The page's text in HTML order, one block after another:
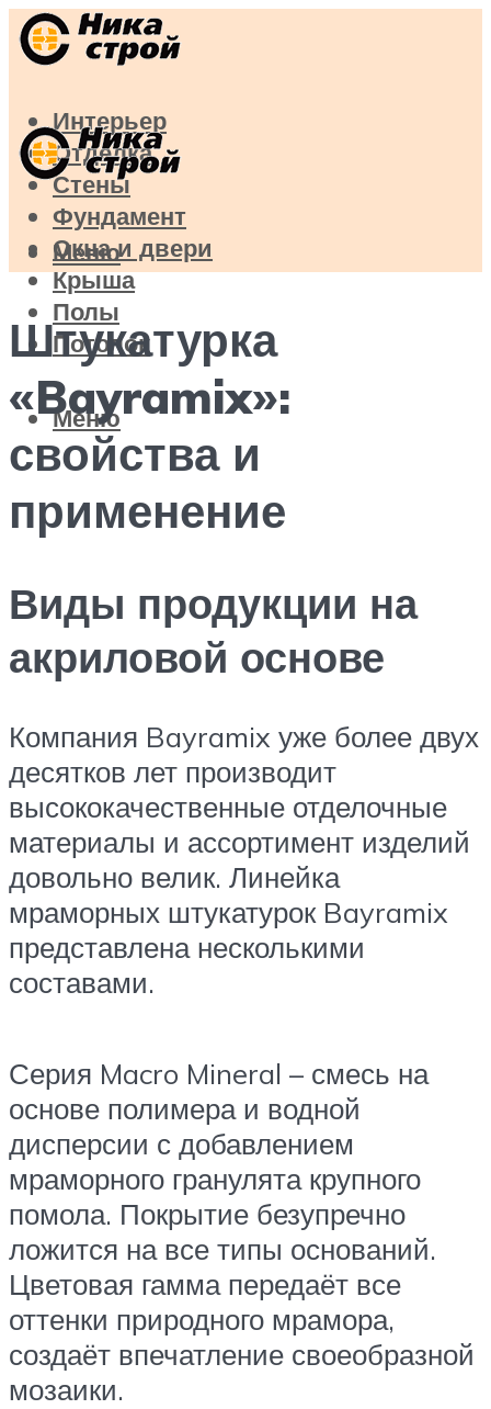
Интерьер
Отделка
Стены
Фундамент
Окна и двери
Крыша
Полы
Потолок
Меню
Меню
Штукатурка
«Bayramix»:
свойства и
применение
Виды продукции на
акриловой основе
Компания Bayramix уже более двух
десятков лет производит
высококачественные отделочные
материалы и ассортимент изделий
довольно велик. Линейка
мраморных штукатурок Bayramix
представлена несколькими
составами.
Серия Macro Mineral – смесь на
основе полимера и водной
дисперсии с добавлением
мраморного гранулята крупного
помола. Покрытие безупречно
ложится на все типы оснований.
Цветовая гамма передаёт все
оттенки природного мрамора,
создаёт впечатление своеобразной
мозаики.